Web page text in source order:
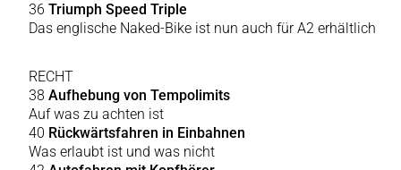
36 Triumph Speed Triple
Das englische Naked-Bike ist nun auch für A2 erhältlich
RECHT
38 Aufhebung von Tempolimits
Auf was zu achten ist
40 Rückwärtsfahren in Einbahnen
Was erlaubt ist und was nicht